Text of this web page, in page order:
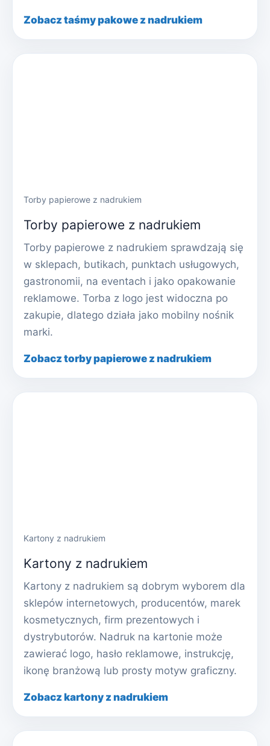
Zobacz taśmy pakowe z nadrukiem
Torby papierowe z nadrukiem
Torby papierowe z nadrukiem
Torby papierowe z nadrukiem sprawdzają się
w sklepach, butikach, punktach usługowych,
gastronomii, na eventach i jako opakowanie
reklamowe. Torba z logo jest widoczna po
zakupie, dlatego działa jako mobilny nośnik
marki.
Zobacz torby papierowe z nadrukiem
Kartony z nadrukiem
Kartony z nadrukiem
Kartony z nadrukiem są dobrym wyborem dla
sklepów internetowych, producentów, marek
kosmetycznych, firm prezentowych i
dystrybutorów. Nadruk na kartonie może
zawierać logo, hasło reklamowe, instrukcję,
ikonę branżową lub prosty motyw graficzny.
Zobacz kartony z nadrukiem